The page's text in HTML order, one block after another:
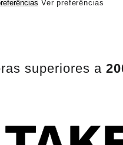
Ver preferências
superiores a